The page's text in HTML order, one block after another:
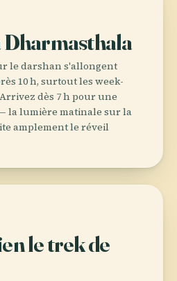
Dharmasthala
le darshan s'allongent
10 h, surtout les week-
dès 7 h pour une
la lumière matinale sur la
amplement le réveil
le trek de